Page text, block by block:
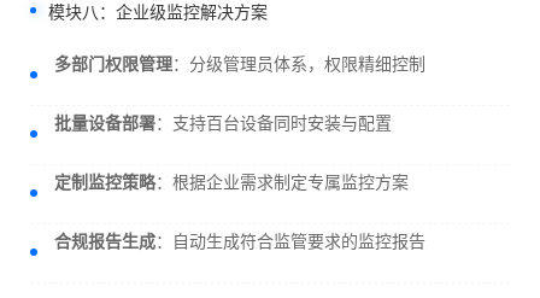
模块八：企业级监控解决方案
多部门权限管理：分级管理员体系，权限精细控制
批量设备部署：支持百台设备同时安装与配置
定制监控策略：根据企业需求制定专属监控方案
合规报告生成：自动生成符合监管要求的监控报告